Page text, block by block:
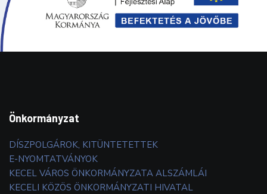
Önkormányzat
DÍSZPOLGÁROK, KITÜNTETETTEK
E-NYOMTATVÁNYOK
KECEL VÁROS ÖNKORMÁNYZATA ALSZÁMLÁI
KECELI KÖZÖS ÖNKORMÁNYZATI HIVATAL